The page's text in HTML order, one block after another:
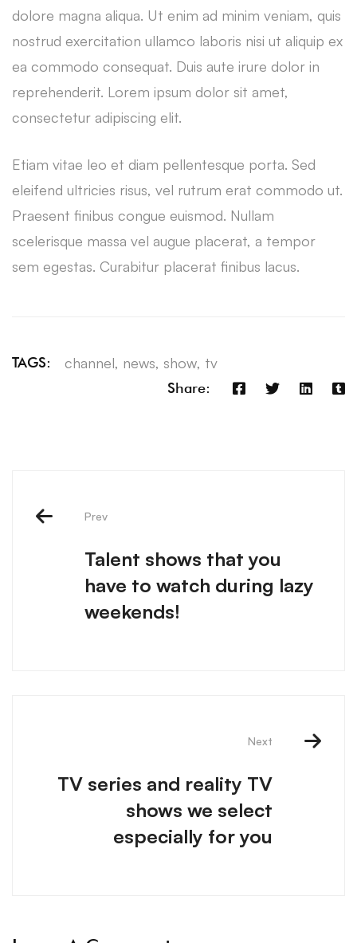
dolore magna aliqua. Ut enim ad minim veniam, quis
nostrud exercitation ullamco laboris nisi ut aliquip ex
ea commodo consequat. Duis aute irure dolor in
reprehenderit. Lorem ipsum dolor sit amet,
consectetur adipiscing elit.
Etiam vitae leo et diam pellentesque porta. Sed
eleifend ultricies risus, vel rutrum erat commodo ut.
Praesent finibus congue euismod. Nullam
scelerisque massa vel augue placerat, a tempor
sem egestas. Curabitur placerat finibus lacus.
TAGS: channel, news, show, tv
Share:
Prev
Talent shows that you
have to watch during lazy
weekends!
Next
TV series and reality TV
shows we select
especially for you